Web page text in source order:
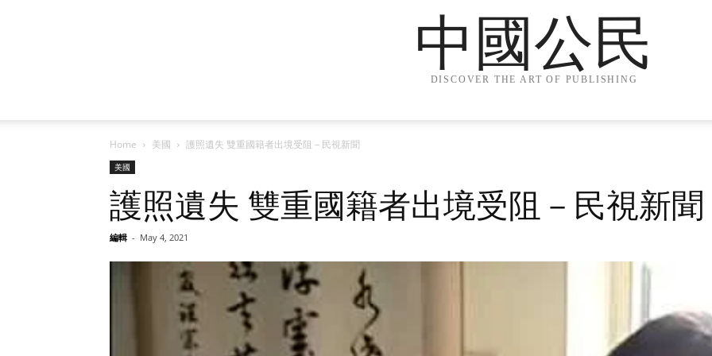
中國公民
DISCOVER THE ART OF PUBLISHING
Home 美國 護照遺失 雙重國籍者出境受阻－民視新聞
美國
護照遺失 雙重國籍者出境受阻－民視新聞
編輯 - May 4, 2021